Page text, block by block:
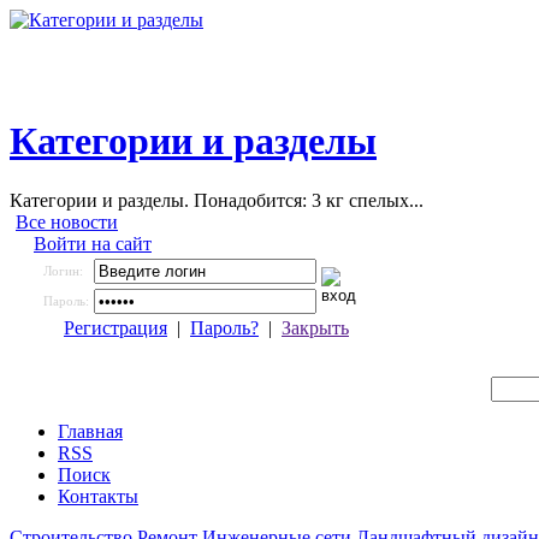
Категории и разделы
Категории и разделы. Понадобится: 3 кг спелых...
Все новости
Войти на сайт
Логин:
Пароль:
Регистрация | Пароль? | Закрыть
Главная
RSS
Поиск
Контакты